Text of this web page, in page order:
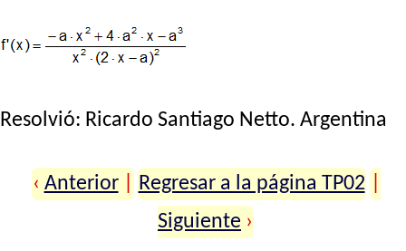
Resolvió: Ricardo Santiago Netto. Argentina
‹ Anterior Regresar a la página TP02
Siguiente ›